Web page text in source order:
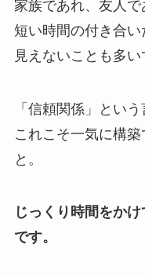
家族であれ、友人
短い時間の付き合
見えないことも多い
「信頼関係」とい
これこそ一気に構
と。
じっくり時間をか
です。